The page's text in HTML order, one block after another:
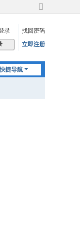
切
到
宽
录
找回密码
立即注册
快捷导航